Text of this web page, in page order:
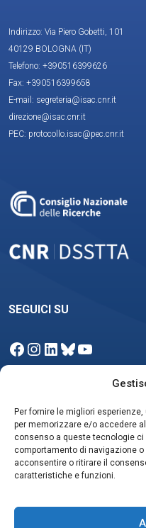
Per fornire le migliori
per memorizzare e/o accedere
consenso a queste tecnologie ci
comportamento di navigazione
acconsentire o ritirare il
caratteristiche e funzioni.
Indirizzo: Via Piero Gobetti, 101
40129 BOLOGNA (IT)
Telefono: +390516399626
Fax: +390516399658
E-mail: segreteria@isac.cnr.it
direzione@isac.cnr.it
PEC: protocollo.isac@pec.cnr.it
SEGUICI SU
Facebook
Instagram
LinkedIn
Bluesky
YouTube
NEWSLETTER
Iscriviti